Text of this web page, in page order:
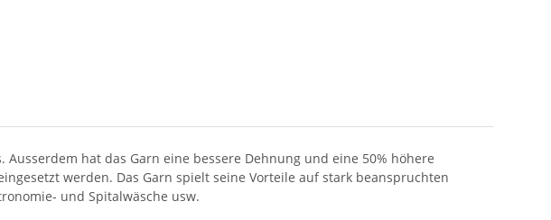
hat das Garn eine bessere Dehnung und eine 50% höhere
werden. Das Garn spielt seine Vorteile auf stark beanspruchten
und Spitalwäsche usw.